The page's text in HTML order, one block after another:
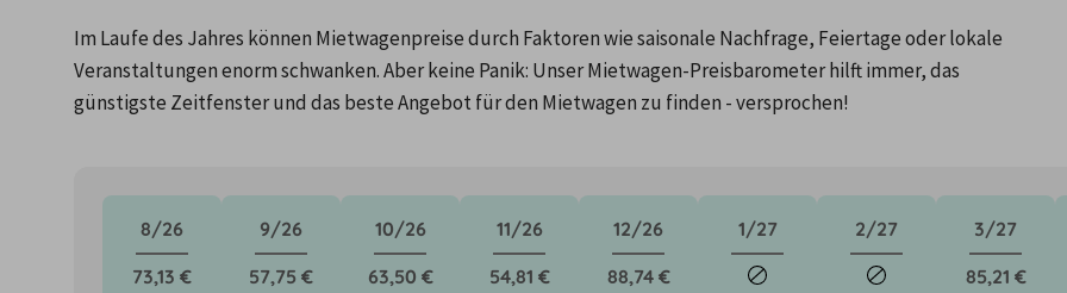
Im Laufe des Jahres können Mietwagenpreise durch Faktoren wie saisonale Nachfrage, Feiertage oder lokale
Veranstaltungen enorm schwanken. Aber keine Panik: Unser Mietwagen-Preisbarometer hilft immer, das
günstigste Zeitfenster und das beste Angebot für den Mietwagen zu finden - versprochen!
8/26
73,13 €
9/26
57,75 €
10/26
63,50 €
11/26
54,81 €
12/26
88,74 €
1/27 2/27
3/27
85,21 €